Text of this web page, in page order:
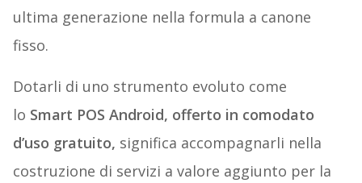
ultima generazione nella formula a canone
fisso.
Dotarli di uno strumento evoluto come
lo Smart POS Android, offerto in comodato
d’uso gratuito, significa accompagnarli nella
costruzione di servizi a valore aggiunto per la